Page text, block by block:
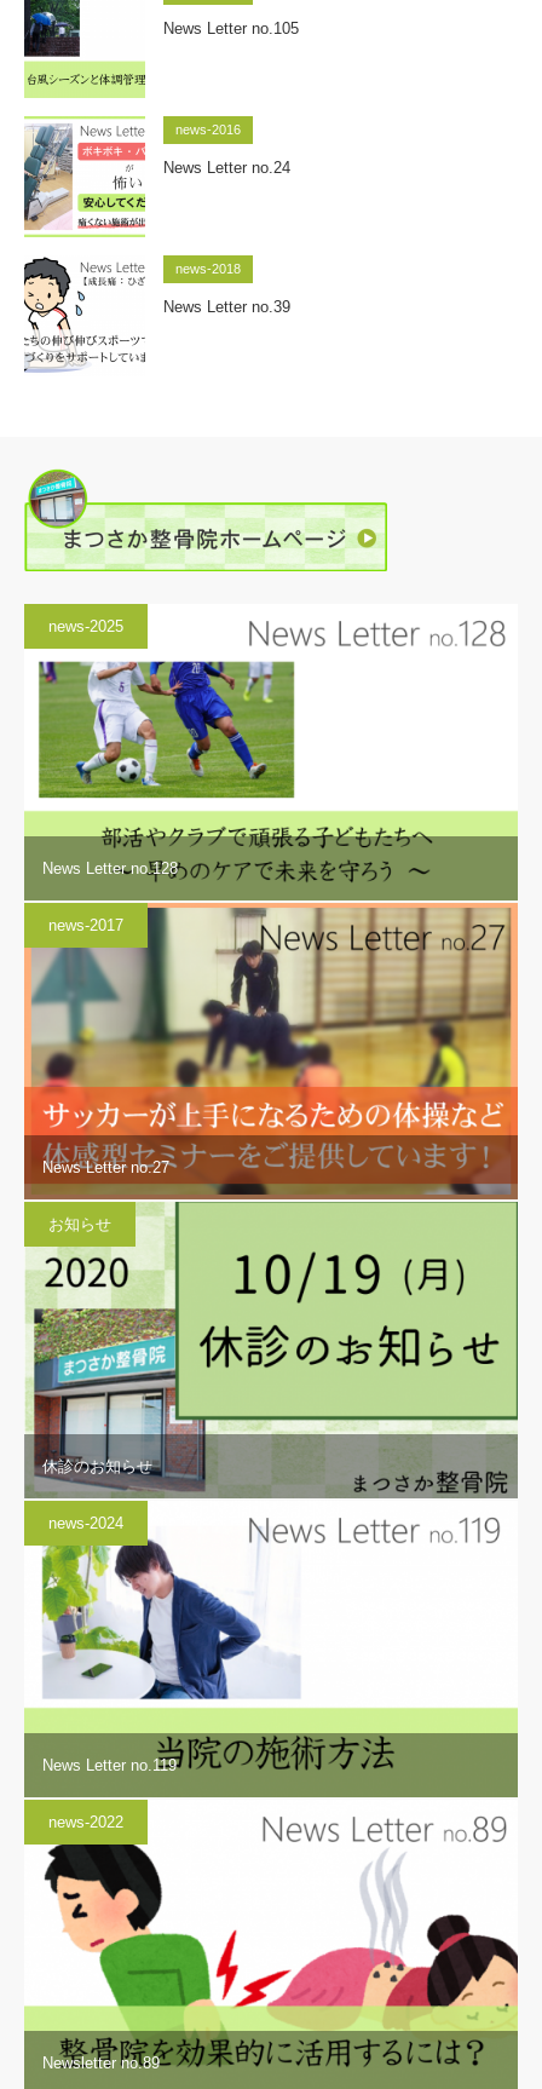
News Letter no.105
news-2016
News Letter no.24
news-2018
News Letter no.39
news-2025
News Letter no.128
news-2017
News Letter no.27
お知らせ
休診のお知らせ
news-2024
News Letter no.119
news-2022
Newsletter no.89